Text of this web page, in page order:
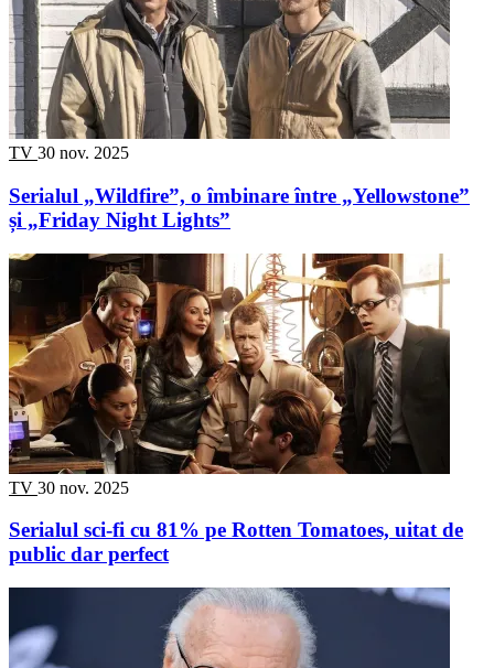
TV 30 nov. 2025
Serialul „Wildfire”, o îmbinare între „Yellowstone”
și „Friday Night Lights”
TV 30 nov. 2025
Serialul sci-fi cu 81% pe Rotten Tomatoes, uitat de
public dar perfect